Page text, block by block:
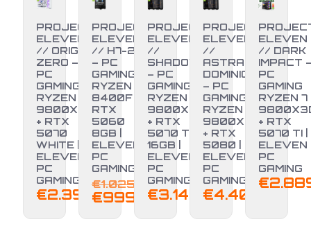
PROJECT
ELEVEN
// ORIGIN
ZERO –
PC
GAMING
RYZEN 7
9800X3D
+ RTX
5070
WHITE |
ELEVEN
PC
GAMING
€2.399,00
-3%
PROJECT
ELEVEN
// H7-25
– PC
GAMING
RYZEN 5
8400F +
RTX
5060
8GB |
ELEVEN
PC
GAMING
€1.025,00
Il
originale
€999,00Il
attuale
PROJECT
ELEVEN
//
SHADOW
– PC
GAMING
RYZEN 7
9800X3D
+ RTX
5070 TI
16GB |
ELEVEN
PC
GAMING
€3.149,00
PROJECT
ELEVEN
//
ASTRAL
DOMINION
– PC
GAMING
RYZEN 7
9800X3D
+ RTX
5080 |
ELEVEN
PC
GAMING
€4.400,00
ELEVEN
// DARK
IMPACT
PC
GAMING
RYZEN 7
+ RTX
5070 TI |
ELEVEN
PC
GAMING
€